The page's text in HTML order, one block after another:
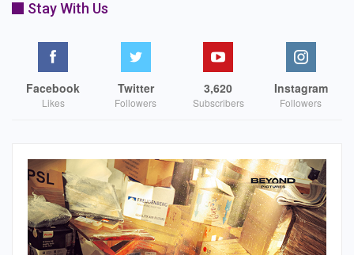
Stay With Us
Facebook
Likes
Twitter
Followers
3,620
Subscribers
Instagram
Followers